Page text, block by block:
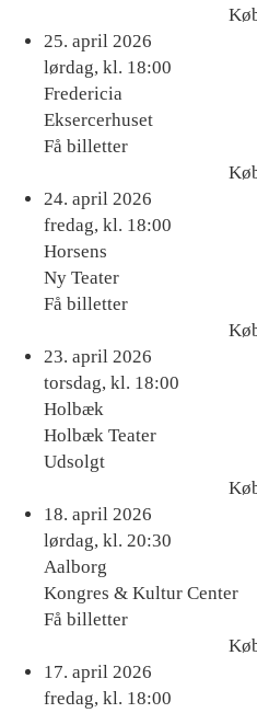
Køb
billet
25. april 2026
lørdag, kl. 18:00
Fredericia
Eksercerhuset
Få billetter
Køb
billet
24. april 2026
fredag, kl. 18:00
Horsens
Ny Teater
Få billetter
Køb
billet
23. april 2026
torsdag, kl. 18:00
Holbæk
Holbæk Teater
Udsolgt
Køb
billet
18. april 2026
lørdag, kl. 20:30
Aalborg
Kongres & Kultur Center
Få billetter
Køb
billet
17. april 2026
fredag, kl. 18:00